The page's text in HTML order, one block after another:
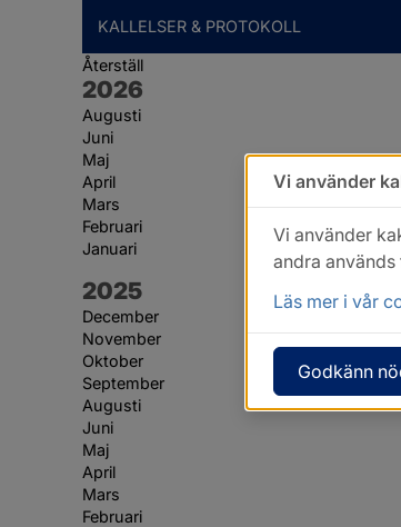
KALLELSER & PROTOKOLL
Återställ
År:
2026
Augusti
Juni
Maj
April
Mars
Februari
Januari
År:
2025
December
November
Oktober
September
Augusti
Juni
Maj
April
Mars
Februari
Vi använder
Vi använder
andra
Läs mer i vår
Godkänn